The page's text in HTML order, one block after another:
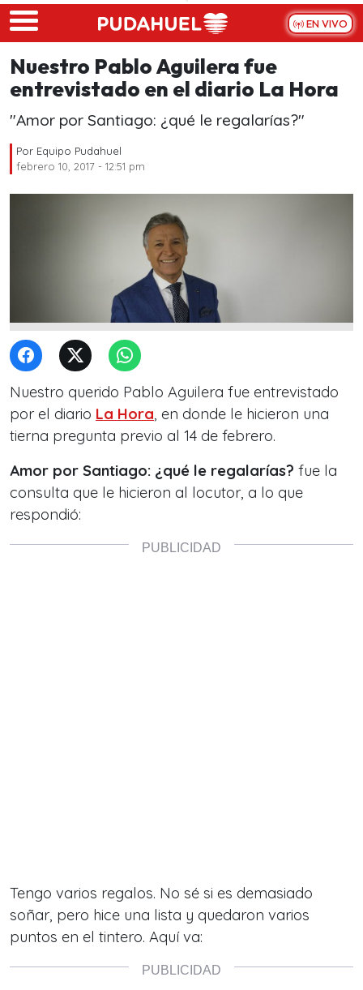
Skip to main content
EN VIVO
Nuestro Pablo Aguilera fue
entrevistado en el diario La Hora
"Amor por Santiago: ¿qué le regalarías?"
Por Equipo Pudahuel
febrero 10, 2017 - 12:51 pm
Nuestro querido Pablo Aguilera fue entrevistado
por el diario La Hora , en donde le hicieron una
tierna pregunta previo al 14 de febrero.
Amor por Santiago: ¿qué le regalarías? fue la
consulta que le hicieron al locutor, a lo que
respondió:
Tengo varios regalos. No sé si es demasiado
soñar, pero hice una lista y quedaron varios
puntos en el tintero. Aquí va: